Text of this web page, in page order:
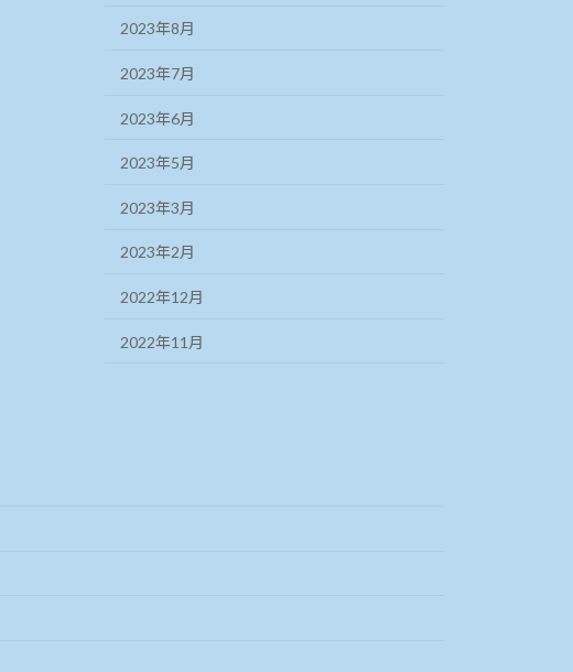
2023年8月
2023年7月
2023年6月
2023年5月
2023年3月
2023年2月
2022年12月
2022年11月